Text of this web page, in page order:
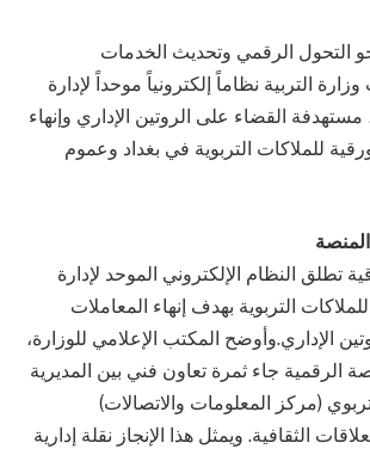
التحول الرقمي وتحديث الخدمات
التربية نظاماً إلكترونياً موحداً لإدارة
مستهدفة القضاء على الروتين الإداري وإنهاء
للملاكات التربوية في بغداد وعموم
تطلق النظام الإلكتروني الموحد لإدارة
التربوية بهدف إنهاء المعاملات
الإداري.وأوضح المكتب الإعلامي للوزارة،
الرقمية جاء ثمرة تعاون فني بين المديرية
(مركز المعلومات والاتصالات)
الثقافية. ويمثل هذا الإنجاز نقلة إدارية